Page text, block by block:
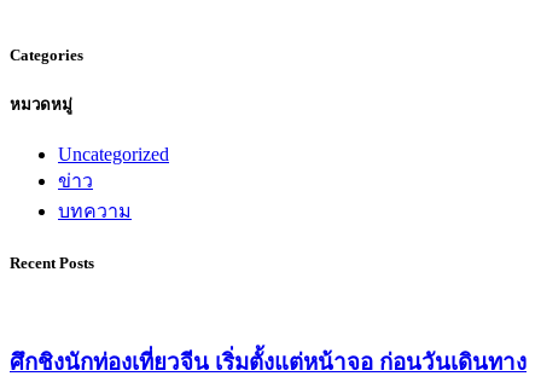
Categories
หมวดหมู่
Uncategorized
ข่าว
บทความ
Recent Posts
ศึกชิงนักท่องเที่ยวจีน เริ่มตั้งแต่หน้าจอ ก่อนวันเดินทาง